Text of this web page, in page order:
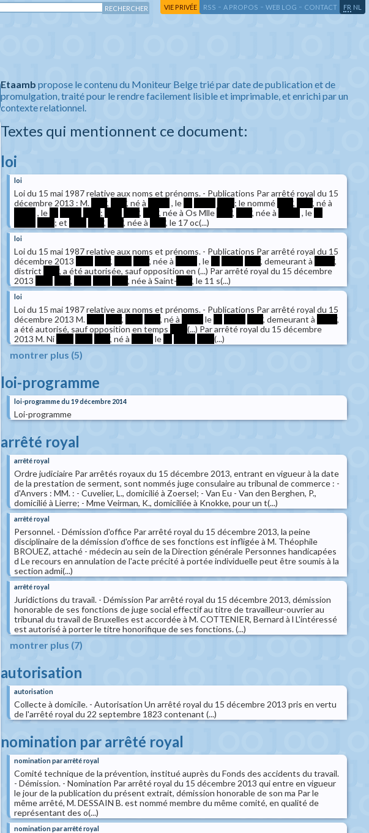
VIE PRIVÉE RSS - A PROPOS - WEB LOG - CONTACT FR NL
Etaamb propose le contenu du Moniteur Belge trié par date de publication et de
promulgation, traité pour le rendre facilement lisible et imprimable, et enrichi par un
contexte relationnel.
Textes qui mentionnent ce document:
loi
loi
Loi du 15 mai 1987 relative aux noms et prénoms. - Publications Par arrêté royal du 15
décembre 2013 : M.
, , né à , le ; le nommé ,
, né à
, le ; , , née à Os Mlle , , née à , le
; et , , née à , le 17 oc(...)
loi
Loi du 15 mai 1987 relative aux noms et prénoms. - Publications Par arrêté royal du 15
décembre 2013
, , née à , le , demeurant à
,
district
, a été autorisée, sauf opposition en (...) Par arrêté royal du 15 décembre
2013
, , née à Saint- , le 11 s(...)
loi
Loi du 15 mai 1987 relative aux noms et prénoms. - Publications Par arrêté royal du 15
décembre 2013 M.
, , né à le , demeurant à
,
a été autorisé, sauf opposition en temps
(...) Par arrêté royal du 15 décembre
2013 M. Ni
, né à le (...)
montrer plus (5)
loi-programme
loi-programme du 19 décembre 2014
Loi-programme
arrêté royal
arrêté royal
Ordre judiciaire Par arrêtés royaux du 15 décembre 2013, entrant en vigueur à la date
de la prestation de serment, sont nommés juge consulaire au tribunal de commerce : -
d'Anvers : MM. : - Cuvelier, L., domicilié à Zoersel; - Van Eu - Van den Berghen, P.,
domicilié à Lierre; - Mme Veirman, K., domiciliée à Knokke, pour un t(...)
arrêté royal
Personnel. - Démission d'office Par arrêté royal du 15 décembre 2013, la peine
disciplinaire de la démission d'office de ses fonctions est infligée à M. Théophile
BROUEZ, attaché - médecin au sein de la Direction générale Personnes handicapées
d Le recours en annulation de l'acte précité à portée individuelle peut être soumis à la
section admi(...)
arrêté royal
Juridictions du travail. - Démission Par arrêté royal du 15 décembre 2013, démission
honorable de ses fonctions de juge social effectif au titre de travailleur-ouvrier au
tribunal du travail de Bruxelles est accordée à M. COTTENIER, Bernard à l L'intéressé
est autorisé à porter le titre honorifique de ses fonctions. (...)
montrer plus (7)
autorisation
autorisation
Collecte à domicile. - Autorisation Un arrêté royal du 15 décembre 2013 pris en vertu
de l'arrêté royal du 22 septembre 1823 contenant (...)
nomination par arrêté royal
nomination par arrêté royal
Comité technique de la prévention, institué auprès du Fonds des accidents du travail.
- Démission. - Nomination Par arrêté royal du 15 décembre 2013 qui entre en vigueur
le jour de la publication du présent extrait, démission honorable de son ma Par le
même arrêté, M. DESSAIN B. est nommé membre du même comité, en qualité de
représentant des o(...)
nomination par arrêté royal